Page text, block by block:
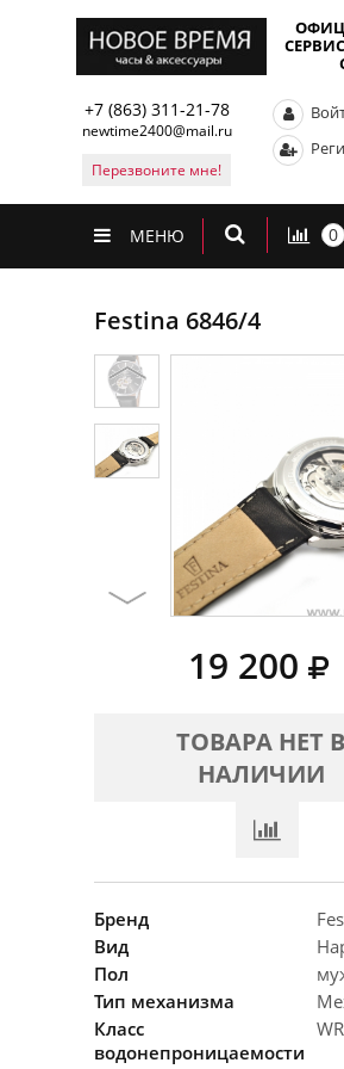
+7 (863) 311-21-78
newtime2400@mail.ru
Перезвоните мне!
МЕНЮ 0
Festina 6846/4
19 200
ТОВАРА НЕТ В
НАЛИЧИИ
Бренд
Вид
Пол
Тип механизма
Класс
водонепроницаемости